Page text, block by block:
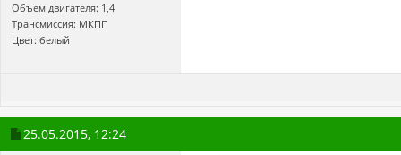
Объем двигателя: 1,4
Трансмиссия: МКПП
Цвет: белый
25.05.2015, 12:24